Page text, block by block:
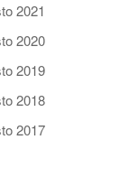
2021
2020
2019
2018
2017